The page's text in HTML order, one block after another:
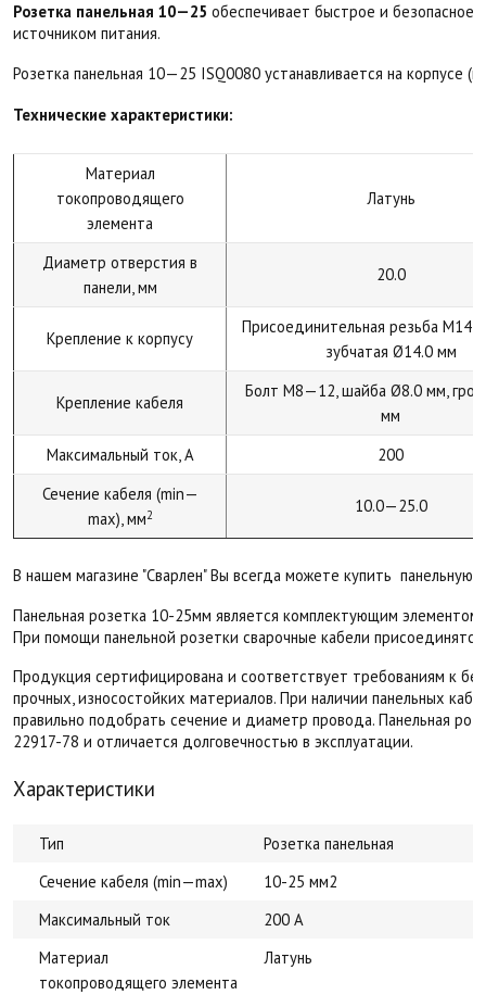
Розетка панельная 10—25 обеспечивает быстрое и безопасное
источником питания.
Розетка панельная 10—25 ISQ0080 устанавливается на корпусе
Технические характеристики:
Материал
токопроводящего
элемента
Латунь
Диаметр отверстия в
панели, мм
20.0
Крепление к корпусу
Присоединительная резьба
зубчатая Ø14.0 мм
Крепление кабеля
Болт M8—12, шайба Ø8.0 мм,
мм
Максимальный ток, А
200
Сечение кабеля (min—
max), мм2 10.0—25.0
В нашем магазине "Сварлен" Вы всегда можете купить панельную
Панельная розетка 10-25мм является комплектующим элементом
При помощи панельной розетки сварочные кабели присоединятся
Продукция сертифицирована и соответствует требованиям к
прочных, износостойких материалов. При наличии панельных
правильно подобрать сечение и диаметр провода. Панельная
22917-78 и отличается долговечностью в эксплуатации.
Характеристики
Тип
Розетка панельная
Сечение кабеля (min—max)
10-25 мм2
Максимальный ток
200 А
Материал
токопроводящего элемента
Латунь